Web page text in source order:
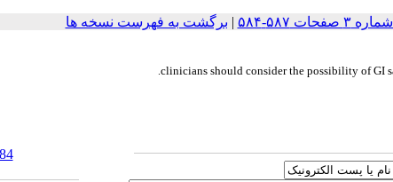
| برگشت به فهرست نسخه ها
clinicians should consider the possibility of GI
.